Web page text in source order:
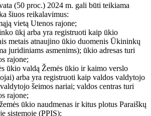
(50 proc.) 2024 m. gali būti teikiama
šiuos reikalavimus:
vietą Utenos rajone;
ūkį arba yra registruoti kaip ūkio
metais atnaujino ūkio duomenis Ūkininkų
juridiniams asmenims); ūkio adresas turi
rajone;
ūkio valdą Žemės ūkio ir kaimo verslo
arba yra registruoti kaip valdos valdytojo
šeimos nariai; valdos centras turi
rajone;
ūkio naudmenas ir kitus plotus Paraiškų
sistemoje (PPIS);